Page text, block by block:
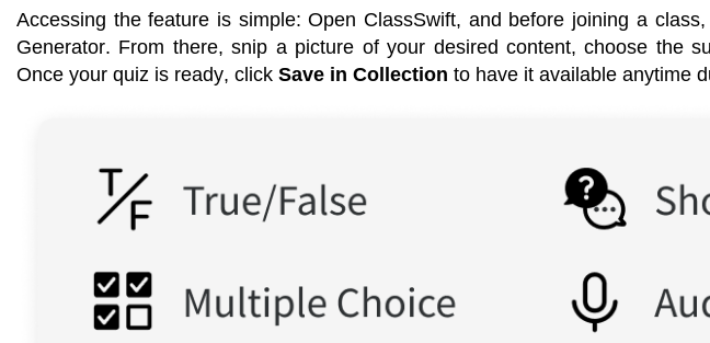
Accessing the feature is simple: Open ClassSwift, and before joining a
Generator. From there, snip a picture of your desired content, choose the
Once your quiz is ready, click Save in Collection to have it available anytime